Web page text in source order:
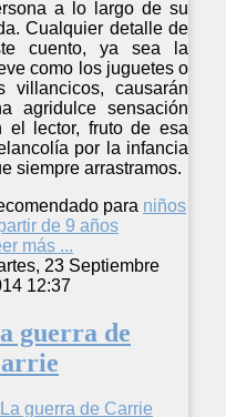
a lo largo de su
Cualquier detalle de
cuento, ya sea la
como los juguetes o
villancicos, causarán
agridulce sensación
el lector, fruto de esa
por la infancia
siempre arrastramos.
para niños
de 9 años
más ...
23 Septiembre
12:37
guerra de